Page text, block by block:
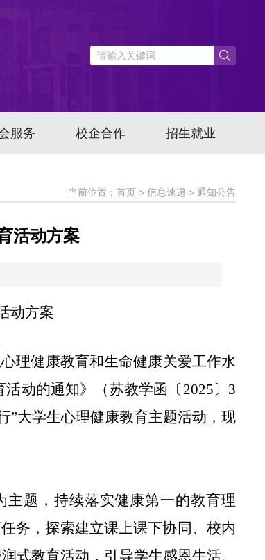
服务 校企合作 招生就业
当前位置：首页 > 信息速递 > 通知公告
活动方案
动方案
理健康教育和生命健康关爱工作水
动的通知》（苏教学函〔2025〕3
”大学生心理健康教育主题活动，现
主题，持续落实健康第一的教育理
务，探索建立课上课下协同、校内
式教育活动，引导学生感恩生活、